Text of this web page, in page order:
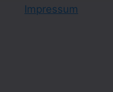
Impressum